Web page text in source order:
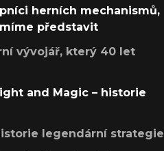
herních mechanismů,
představit
vývojář, který 40 let
and Magic – historie
legendární strategie